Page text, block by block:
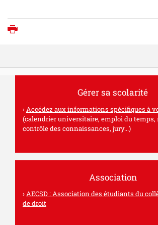
Gérer sa scolarité
Accédez aux informations spécifiques à
(calendrier universitaire, emploi du temps,
contrôle des connaissances, jury...)
Association
AECSD : Association des étudiants du
de droit